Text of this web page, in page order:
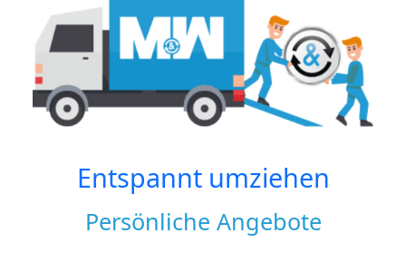
Entspannt umziehen
Persönliche Angebote